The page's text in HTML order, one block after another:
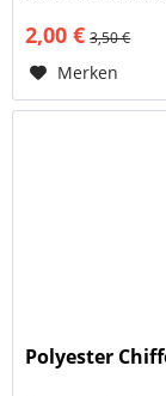
2,00 € 3,50 €
Merken
Polyester